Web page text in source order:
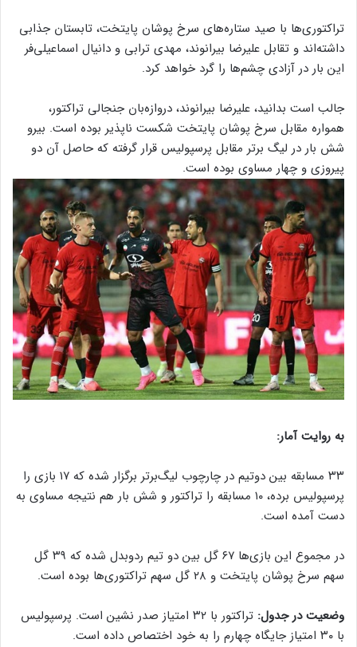
تراکتوری‌ها با صید ستاره‌های سرخ پوشان پایتخت، تابستان جذابی
داشته‌اند و تقابل علیرضا بیرانوند، مهدی ترابی و دانیال اسماعیلی‌فر
این بار در آزادی چشم‌ها را گرد خواهد کرد.
جالب است بدانید، علیرضا بیرانوند، دروازه‌بان جنجالی تراکتور،
همواره مقابل سرخ پوشان پایتخت شکست ناپذیر بوده است. بیرو
شش بار در لیگ برتر مقابل پرسپولیس قرار گرفته که حاصل آن دو
پیروزی و چهار مساوی بوده است.
به روایت آمار:
۳۳ مسابقه بین دوتیم در چارچوب لیگ‌برتر برگزار شده که ۱۷ بازی را
پرسپولیس برده، ۱۰ مسابقه را تراکتور و شش بار هم نتیجه مساوی به
دست آمده است.
در مجموع این بازی‌ها ۶۷ گل بین دو تیم ردوبدل شده که ۳۹ گل
سهم سرخ پوشان پایتخت و ۲۸ گل سهم تراکتوری‌ها بوده است.
وضعیت در جدول:
تراکتور با ۳۲ امتیاز صدر نشین است. پرسپولیس
با ۳۰ امتیاز جایگاه چهارم را به خود اختصاص داده است.